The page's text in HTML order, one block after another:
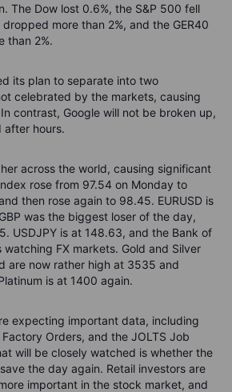
The Dow lost 0.6%, the S&P 500 fell
more than 2%, and the GER40
than 2%.
its plan to separate into two
celebrated by the markets, causing
contrast, Google will not be broken up,
after hours.
across the world, causing significant
rose from 97.54 on Monday to
then rose again to 98.45. EURUSD is
was the biggest loser of the day,
USDJPY is at 148.63, and the Bank of
FX markets. Gold and Silver
are now rather high at 3535 and
is at 1400 again.
expecting important data, including
Orders, and the JOLTS Job
will be closely watched is whether the
the day again. Retail investors are
important in the stock market, and